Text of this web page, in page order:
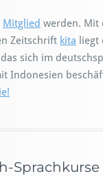
Mitglied werden. Mit
Zeitschrift kita liegt
sich im
Indonesien
Sprachkurse